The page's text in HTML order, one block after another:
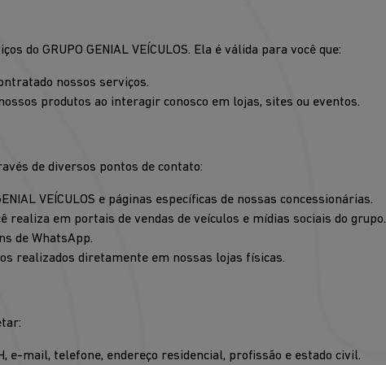
do GRUPO GENIAL VEÍCULOS. Ela é válida para você que:
nossos serviços.
produtos ao interagir conosco em lojas, sites ou eventos.
de diversos pontos de contato:
VEÍCULOS e páginas específicas de nossas concessionárias.
realiza em portais de vendas de veículos e mídias sociais do grupo.
de WhatsApp.
realizados diretamente em nossas lojas físicas.
e-mail, telefone, endereço residencial, profissão e estado civil.